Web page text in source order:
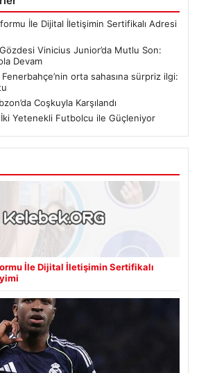
İle Dijital İletişimin Sertifikalı Adresi
Vinicius Junior’da Mutlu Son:
Devam
orta sahasına sürpriz ilgi:
Coşkuyla Karşılandı
İki Yetenekli Futbolcu ile Güçleniyor
İle Dijital İletişimin Sertifikalı